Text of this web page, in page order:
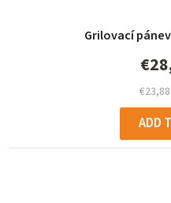
Grilovací pánev
ADD